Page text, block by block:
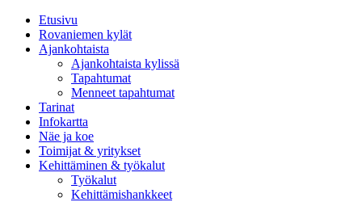
Etusivu
Rovaniemen kylät
Ajankohtaista
Ajankohtaista kylissä
Tapahtumat
Menneet tapahtumat
Tarinat
Infokartta
Näe ja koe
Toimijat & yritykset
Kehittäminen & työkalut
Työkalut
Kehittämishankkeet